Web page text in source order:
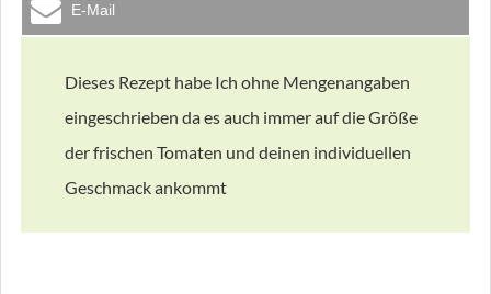
E-Mail
Dieses Rezept habe Ich ohne Mengenangaben
eingeschrieben da es auch immer auf die Größe
der frischen Tomaten und deinen individuellen
Geschmack ankommt